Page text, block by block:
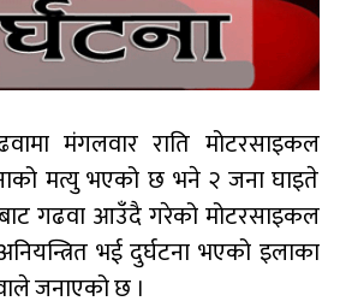
मंगलवार राति मोटरसाइकल
मत्यु भएको छ भने २ जना घाइते
गढवा आउँदै गरेको मोटरसाइकल
भई दुर्घटना भएको इलाका
जनाएको छ ।